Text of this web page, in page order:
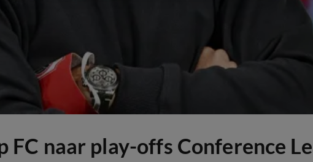
naar play-offs Conference